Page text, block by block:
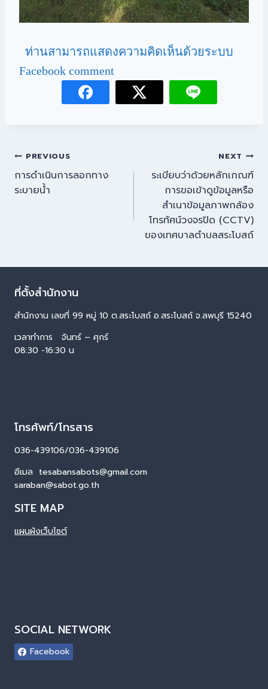
ท่านสามารถแสดงความคิดเห็นด้วยระบบ
Facebook comment
PREVIOUS
การดำเนินการลอกทาง
ระบายน้ำ
NEXT
ระเบียบว่าด้วยหลักเกณฑ์
การขอเข้าดูข้อมูลหรือ
สำเนาข้อมูลภาพกล้อง
โทรทัศน์วงจรปิด (CCTV)
ของเทศบาลตำบลสระโบสถ์
ที่ตั้งสำนักงาน
สำนักงาน เลขที่ 99 หมู่ 10 ต.สระโบสถ์ อ.สระโบสถ์ จ.ลพบุรี 15240
เวลาทำการ จันทร์ – ศุกร์
08:30 -16:30 น
โทรศัพท์/โทรสาร
036-439106/036-439106
อีเมล tesabansabots@gmail.com
saraban@sabot.go.th
SITE MAP
แผนผังเว็บไซต์
SOCIAL NETWORK
Facebook